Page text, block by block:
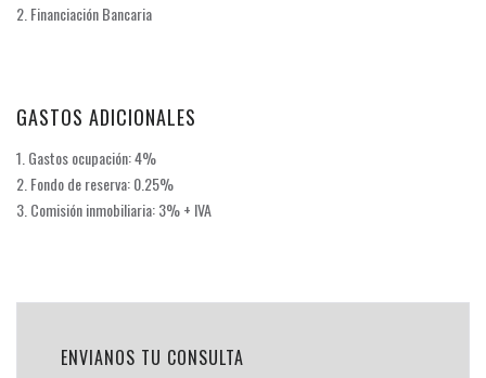
2. Financiación Bancaria
GASTOS ADICIONALES
1. Gastos ocupación: 4%
2. Fondo de reserva: 0.25%
3. Comisión inmobiliaria: 3% + IVA
ENVIANOS TU CONSULTA